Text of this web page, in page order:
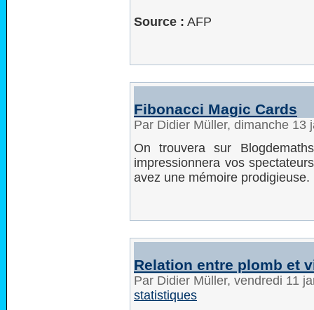
Source : AFP
Fibonacci Magic Cards
Par Didier Müller, dimanche 13
On trouvera sur
impressionnera vos
avez une mémoire
Relation entre plomb et
Par Didier Müller, vendredi 11
statistiques